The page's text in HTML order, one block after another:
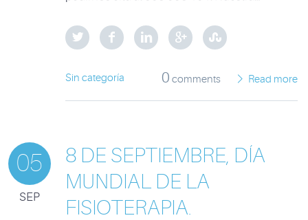
Sin categoría 0 comments Read more
05
SEP
8 DE SEPTIEMBRE, DÍA
MUNDIAL DE LA
FISIOTERAPIA.